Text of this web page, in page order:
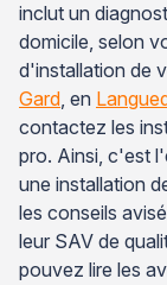
inclut un
domicile, selon
d'installation de
Gard, en
contactez les
pro. Ainsi, c'est
une installation
les conseils
leur SAV de
pouvez lire les